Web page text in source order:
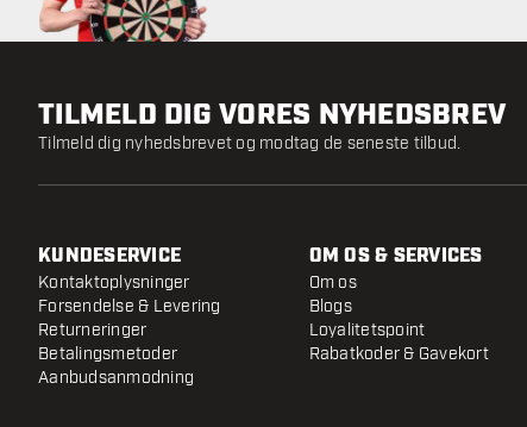
TILMELD DIG VORES NYHEDSBREV
Tilmeld dig nyhedsbrevet og modtag de seneste tilbud.
KUNDESERVICE
Kontaktoplysninger
Forsendelse & Levering
Returneringer
Betalingsmetoder
Aanbudsanmodning
OM OS & SERVICES
Om os
Blogs
Loyalitetspoint
Rabatkoder & Gavekort